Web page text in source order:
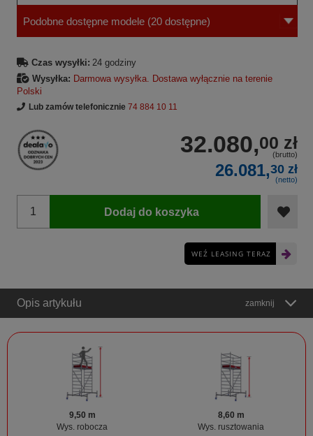
Podobne dostępne modele (20 dostępne)
Czas wysyłki: 24 godziny
Wysyłka: Darmowa wysyłka. Dostawa wyłącznie na terenie
Polski
Lub zamów telefonicznie 74 884 10 11
32.080,00 zł
(brutto)
26.081,30 zł
(netto)
Dodaj do koszyka
WEŹ LEASING TERAZ
Opis artykułu zamknij
9,50 m
Wys. robocza
8,60 m
Wys. rusztowania